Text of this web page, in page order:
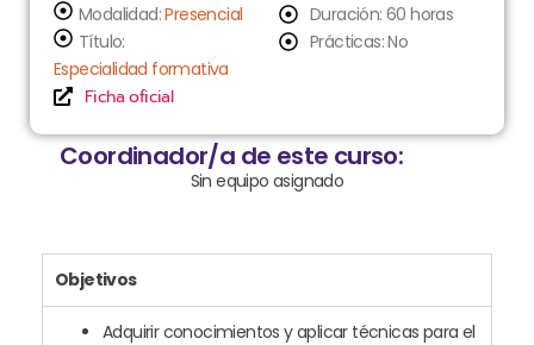
Modalidad:Presencial
Título:
Especialidad formativa
Ficha oficial
Duración: 60 horas
Prácticas: No
Coordinador/a de este curso:
Sin equipo asignado
Objetivos
Adquirir conocimientos y aplicar técnicas para el